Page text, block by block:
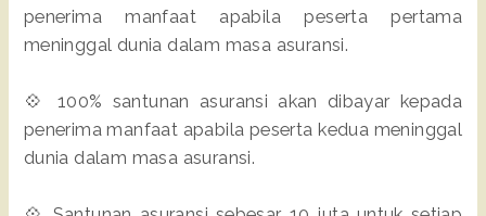
penerima manfaat apabila peserta pertama
meninggal dunia dalam masa asuransi.
💠 100% santunan asuransi akan dibayar kepada
penerima manfaat apabila peserta kedua meninggal
dunia dalam masa asuransi.